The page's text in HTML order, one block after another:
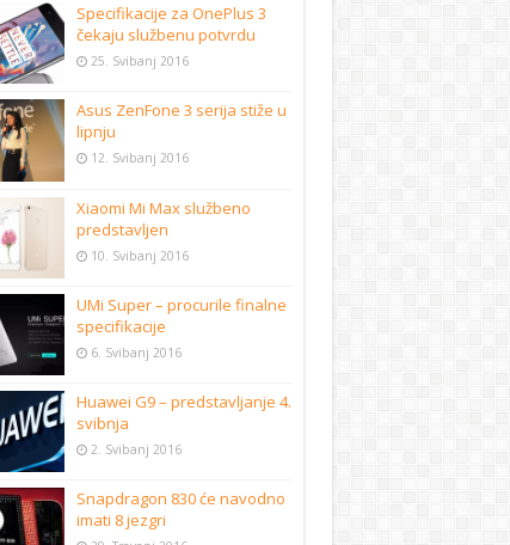
Specifikacije za OnePlus 3
čekaju službenu potvrdu
25. Svibanj 2016
Asus ZenFone 3 serija stiže u
lipnju
12. Svibanj 2016
Xiaomi Mi Max službeno
predstavljen
10. Svibanj 2016
UMi Super – procurile finalne
specifikacije
6. Svibanj 2016
Huawei G9 – predstavljanje 4.
svibnja
2. Svibanj 2016
Snapdragon 830 će navodno
imati 8 jezgri